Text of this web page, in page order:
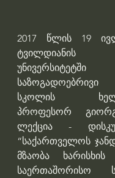
2017 წლის 19
ტვილდიანის
სკოლის
პროფესორ
ლექცია -
“საქართველოს
მზაობა
საერთაშორისო